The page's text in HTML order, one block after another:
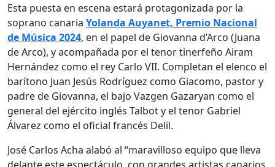
Esta puesta en escena estará protagonizada por la
soprano canaria Yolanda Auyanet, Premio Nacional
de Música 2024, en el papel de Giovanna d’Arco (Juana
de Arco), y acompañada por el tenor tinerfeño Airam
Hernández como el rey Carlo VII. Completan el elenco el
barítono Juan Jesús Rodríguez como Giacomo, pastor y
padre de Giovanna, el bajo Vazgen Gazaryan como el
general del ejército inglés Talbot y el tenor Gabriel
Álvarez como el oficial francés Delil.
José Carlos Acha alabó al “maravilloso equipo que lleva